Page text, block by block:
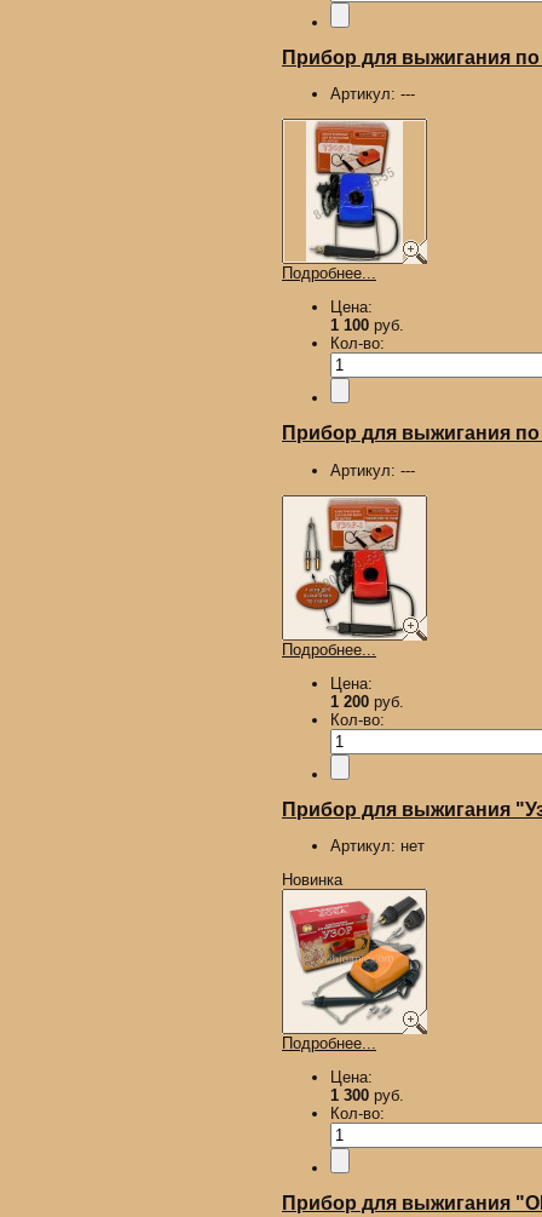
Прибор для выжигания
Артикул: ---
Подробнее...
Цена:
1 100 руб.
Кол-во:
Прибор для выжигания
Артикул: ---
Подробнее...
Цена:
1 200 руб.
Кол-во:
Прибор для выжигания
Артикул: нет
Новинка
Подробнее...
Цена:
1 300 руб.
Кол-во:
Прибор для выжигания